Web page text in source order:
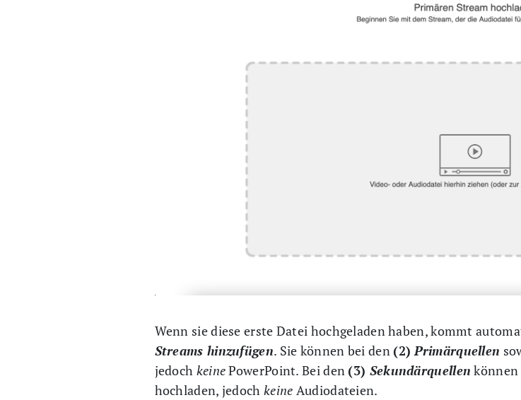
Wenn sie diese erste Datei hochgeladen haben, kommt
Streams hinzufügen. Sie können bei den (2)Primärquellen
jedoch keinePowerPoint. Bei den (3) Sekundärquellen können
hochladen, jedoch keine Audiodateien.